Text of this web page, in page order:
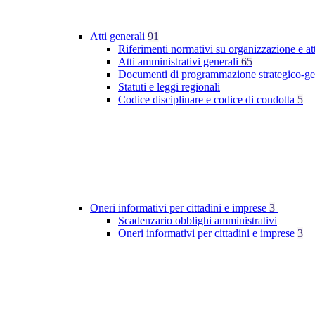
Atti generali 91
Riferimenti normativi su organizzazione e
Atti amministrativi generali 65
Documenti di programmazione strategico-
Statuti e leggi regionali
Codice disciplinare e codice di condotta 5
Oneri informativi per cittadini e imprese 3
Scadenzario obblighi amministrativi
Oneri informativi per cittadini e imprese 3